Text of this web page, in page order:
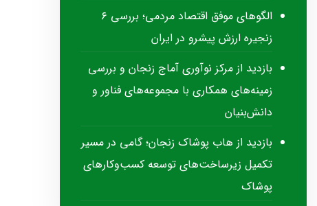
الگوهای موفق اقتصاد مردمی؛ بررسی ۶
زنجیره ارزش پیشرو در ایران
بازدید از مرکز نوآوری آماج زنجان و بررسی
زمینه‌های همکاری با مجموعه‌های فناور و
دانش‌بنیان
بازدید از هاب پوشاک زنجان؛ گامی در مسیر
تکمیل زیرساخت‌های توسعه کسب‌وکارهای
پوشاک